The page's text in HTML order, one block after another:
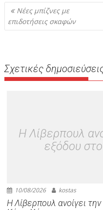
Πλοήγηση
άρθρων
Νέες μπίζνες με
επιδοτήσεις σκαφών
Σχετικές
H Λίβερπουλ
εξόδου
10/08/2026 kostas
H Λίβερπουλ ανοίγει